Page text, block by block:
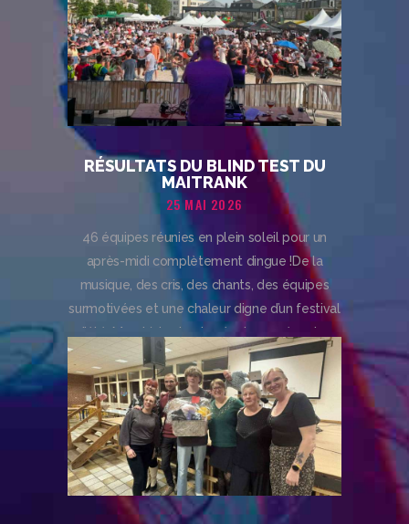
RÉSULTATS DU BLIND TEST DU
MAITRANK
25 MAI 2026
46 équipes réunies en plein soleil pour un
après-midi complètement dingue !De la
musique, des cris, des chants, des équipes
surmotivées et une chaleur digne d’un festival
d’été. Merci à toutes les équipes présentes
pour votre énergie incroyable tout au long du
Blind Test !Vous avez mis le feu à Arlon et
transformé cette édition en un moment
mémorable. Félicitations…